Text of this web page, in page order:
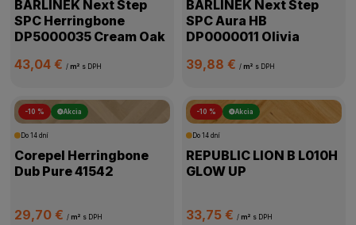
BARLINEK Next Step
SPC Herringbone
DP5000035 Cream Oak
43,04 €/ m² s DPH
BARLINEK Next Step
SPC Aura HB
DP0000011 Olivia
39,88 € / m² s DPH
-10 % Akcia
Do 14 dní
Corepel Herringbone
Dub Pure 41542
29,70 €/ m² s DPH
-10 % Akcia
Do 14 dní
REPUBLIC LION B L010H
GLOW UP
33,75 € / m² s DPH